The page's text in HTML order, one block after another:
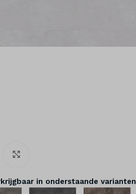
in onderstaande varianten